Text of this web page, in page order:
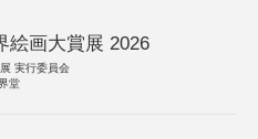
絵画大賞展 2026
実行委員会
堂